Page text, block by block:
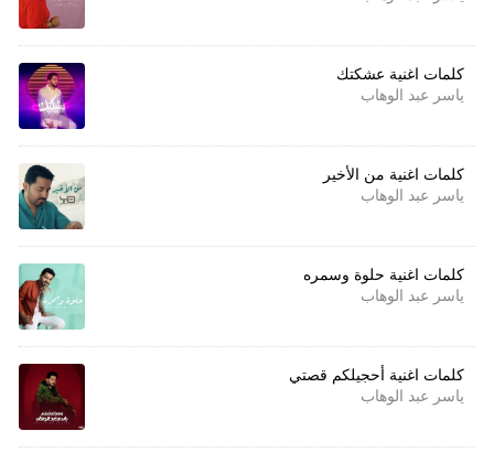
كلمات اغنية عشكتك
ياسر عبد الوهاب
كلمات اغنية من الأخير
ياسر عبد الوهاب
كلمات اغنية حلوة وسمره
ياسر عبد الوهاب
كلمات اغنية أحجيلكم قصتي
ياسر عبد الوهاب